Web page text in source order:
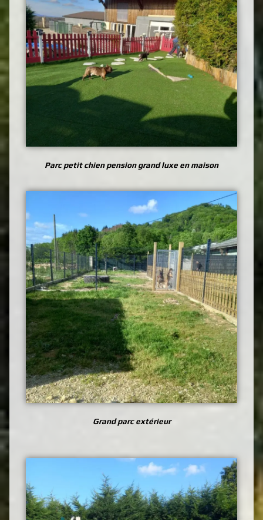
Parc petit chien pension grand luxe en maison
Grand parc extérieur